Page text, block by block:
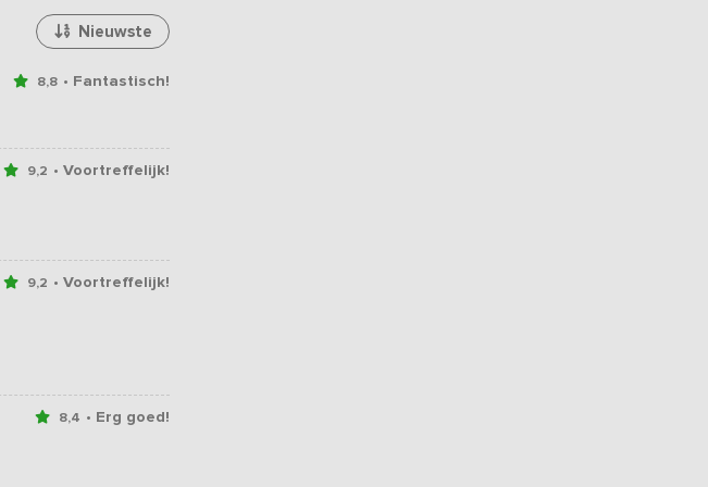
Nieuwste
8,8 • Fantastisch!
9,2 • Voortreffelijk!
9,2 • Voortreffelijk!
8,4 • Erg goed!